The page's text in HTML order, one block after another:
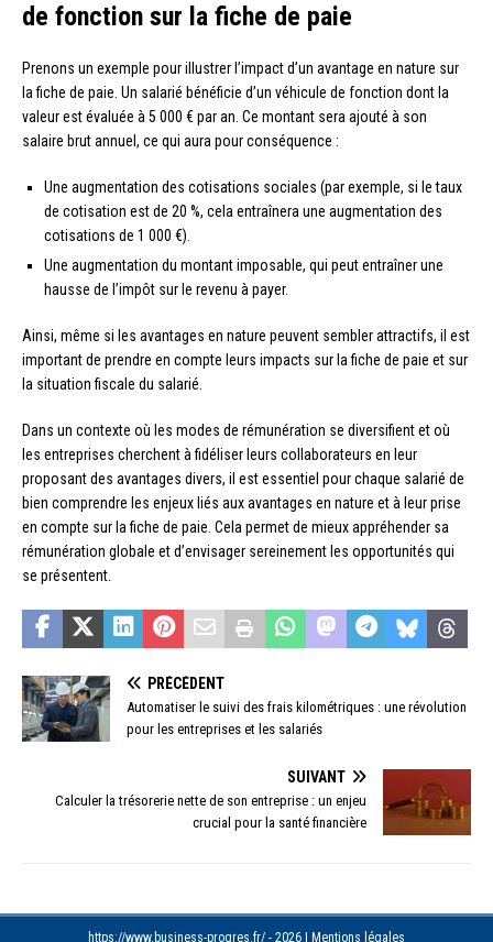
de fonction sur la fiche de paie
Prenons un exemple pour illustrer l’impact d’un avantage en nature sur
la fiche de paie. Un salarié bénéficie d’un véhicule de fonction dont la
valeur est évaluée à 5 000 € par an. Ce montant sera ajouté à son
salaire brut annuel, ce qui aura pour conséquence :
Une augmentation des cotisations sociales (par exemple, si le taux
de cotisation est de 20 %, cela entraînera une augmentation des
cotisations de 1 000 €).
Une augmentation du montant imposable, qui peut entraîner une
hausse de l’impôt sur le revenu à payer.
Ainsi, même si les avantages en nature peuvent sembler attractifs, il est
important de prendre en compte leurs impacts sur la fiche de paie et sur
la situation fiscale du salarié.
Dans un contexte où les modes de rémunération se diversifient et où
les entreprises cherchent à fidéliser leurs collaborateurs en leur
proposant des avantages divers, il est essentiel pour chaque salarié de
bien comprendre les enjeux liés aux avantages en nature et à leur prise
en compte sur la fiche de paie. Cela permet de mieux appréhender sa
rémunération globale et d’envisager sereinement les opportunités qui
se présentent.
PRÉCÉDENT
Automatiser le suivi des frais kilométriques : une révolution
pour les entreprises et les salariés
SUIVANT
Calculer la trésorerie nette de son entreprise : un enjeu
crucial pour la santé financière
https://www.business-progres.fr/ - 2026 Mentions légales